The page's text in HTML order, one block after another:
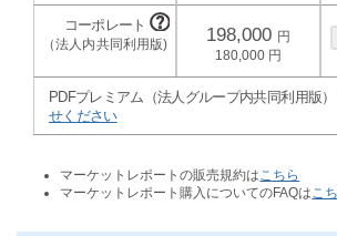
198,000
180,000
PDFプレミアム（法人グループ内共同利用版
せください
マーケットレポートの販売規約は こちら
マーケットレポート購入についてのFAQは こ